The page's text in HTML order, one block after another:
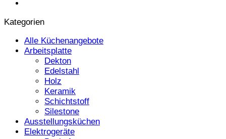
Kategorien
Alle Küchenangebote
Arbeitsplatte
Dekton
Edelstahl
Holz
Keramik
Schichtstoff
Silestone
Ausstellungsküchen
Elektrogeräte